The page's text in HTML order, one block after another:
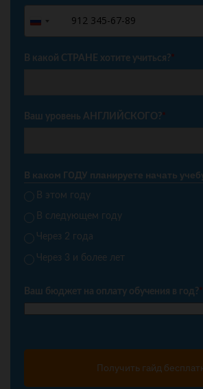
Russia
+7
В какой СТРАНЕ хотите учиться?*
Ваш уровень АНГЛИЙСКОГО?*
В каком ГОДУ планируете начать
В этом году
В следующем году
Через 2 года
Через 3 и более лет
Ваш бюджет на оплату обучения в год?*
Получить гайд